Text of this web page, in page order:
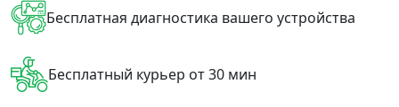
Бесплатная диагностика вашего устройства
Бесплатный курьер от 30 мин